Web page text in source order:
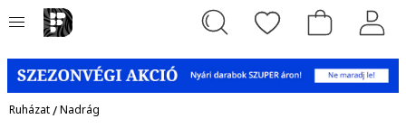
Ruházat/Nadrág